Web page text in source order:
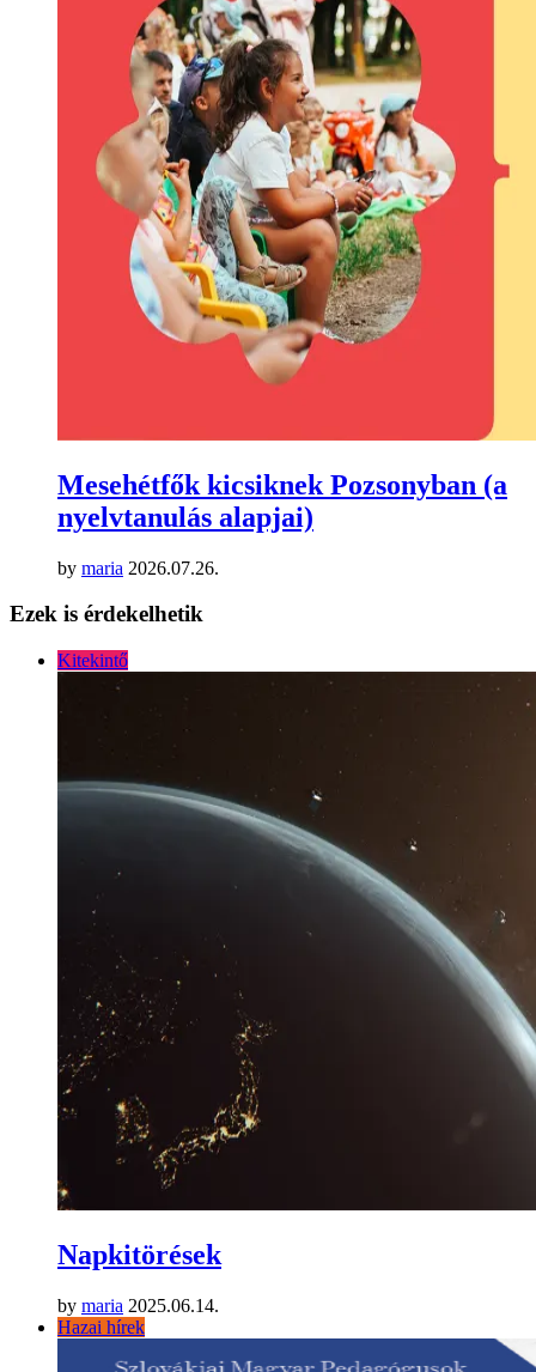
Mesehétfők kicsiknek Pozsonyban (a
nyelvtanulás alapjai)
by maria 2026.07.26.
Ezek is érdekelhetik
Kitekintő
Napkitörések
by maria 2025.06.14.
Hazai hírek